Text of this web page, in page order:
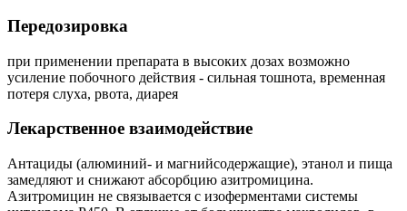
Передозировка
при применении препарата в высоких дозах возможно
усиление побочного действия - сильная тошнота, временная
потеря слуха, рвота, диарея
Лекарственное взаимодействие
Антациды (алюминий- и магнийсодержащие), этанол и пища
замедляют и снижают абсорбцию азитромицина.
Азитромицин не связывается с изоферментами системы